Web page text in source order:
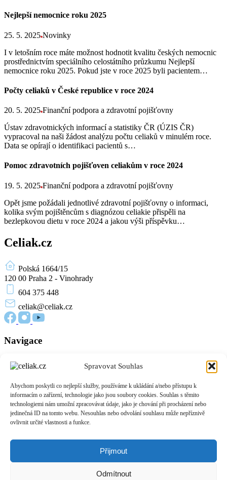
Spravovat Souhlas
Abychom poskytli co nejlepší služby, používáme k ukládání a/nebo přístupu k
informacím o zařízení, technologie jako jsou soubory cookies. Souhlas s těmito
technologiemi nám umožní zpracovávat údaje, jako je chování při procházení nebo
jedinečná ID na tomto webu. Nesouhlas nebo odvolání souhlasu může nepříznivě
ovlivnit určité vlastnosti a funkce.
Přijmout
Odmítnout
Nejlepší nemocnice roku 2025
25. 5. 2025 Novinky
I v letošním roce máte možnost hodnotit kvalitu českých nemocnic
prostřednictvím speciálního celostátního průzkumu Nejlepší
nemocnice roku 2025. Pokud jste v roce 2025 byli pacientem…
Počty celiaků v České republice v roce 2024
20. 5. 2025 Finanční podpora a zdravotní pojišťovny
Ústav zdravotnických informací a statistiky ČR (ÚZIS ČR)
vypracoval na naši žádost analýzu počtu celiaků v minulém roce.
Data se opírají o identifikaci pacientů s…
Pomoc zdravotních pojišťoven celiakům v roce 2024
19. 5. 2025 Finanční podpora a zdravotní pojišťovny
Opět jsme požádali jednotlivé zdravotní pojišťovny o informaci,
kolika svým pojištěncům s diagnózou celiakie přispěli na
bezlepkovou dietu v roce 2024 a jakou výši příspěvku…
Celiak.cz
Polská 1664/15
120 00 Praha 2 - Vinohrady
604 375 448
celiak@celiak.cz
Navigace
Edukační materiály
Přihlášení
Zásady cookies (EU)
Informace
Pro provozovny a výrobce